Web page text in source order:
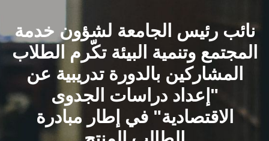
الشئون الأكاديمية
البحث العلمي
الرعاية الصحية
المراكز والوحدات
نائب رئيس الجامعة لشؤون خدمة
المجتمع وتنمية البيئة تكّرم الطلاب
المشاركين بالدورة تدريبية عن
"إعداد دراسات الجدوى
الاقتصادية" في إطار مبادرة